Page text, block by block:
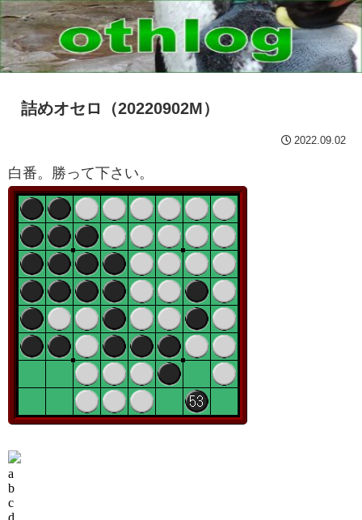
詰めオセロ（20220902M）
2022.09.02
白番。勝って下さい。